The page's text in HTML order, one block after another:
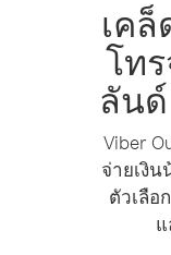
เค
โท
ลัน
Viber
จ่ายเงิ
ตัวเลือ